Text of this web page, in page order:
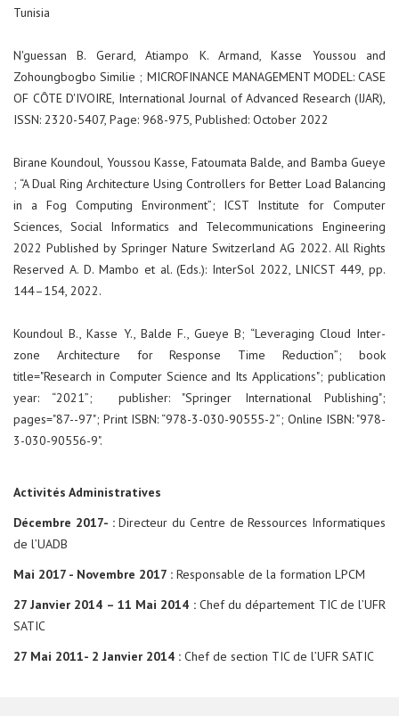
Tunisia
N'guessan B. Gerard, Atiampo K. Armand, Kasse Youssou and
Zohoungbogbo Similie ; MICROFINANCE MANAGEMENT MODEL: CASE
OF CÔTE D'IVOIRE, International Journal of Advanced Research (IJAR),
ISSN: 2320-5407, Page: 968-975, Published: October 2022
Birane Koundoul, Youssou Kasse, Fatoumata Balde, and Bamba Gueye
; “A Dual Ring Architecture Using Controllers for Better Load Balancing
in a Fog Computing Environment”; ICST Institute for Computer
Sciences, Social Informatics and Telecommunications Engineering
2022 Published by Springer Nature Switzerland AG 2022. All Rights
Reserved A. D. Mambo et al. (Eds.): InterSol 2022, LNICST 449, pp.
144–154, 2022.
Koundoul B., Kasse Y., Balde F., Gueye B; “Leveraging Cloud Inter-
zone Architecture for Response Time Reduction”; book
title="Research in Computer Science and Its Applications"; publication
year: “2021”; publisher: "Springer International Publishing";
pages="87--97"; Print ISBN: “978-3-030-90555-2”; Online ISBN: "978-
3-030-90556-9".
Activités Administratives
Décembre 2017- :Directeur du Centre de Ressources Informatiques
de l’UADB
Mai 2017 - Novembre 2017 : Responsable de la formation LPCM
27 Janvier 2014 – 11 Mai 2014 :Chef du département TIC de l’UFR
SATIC
27 Mai 2011- 2 Janvier 2014 : Chef de section TIC de l’UFR SATIC